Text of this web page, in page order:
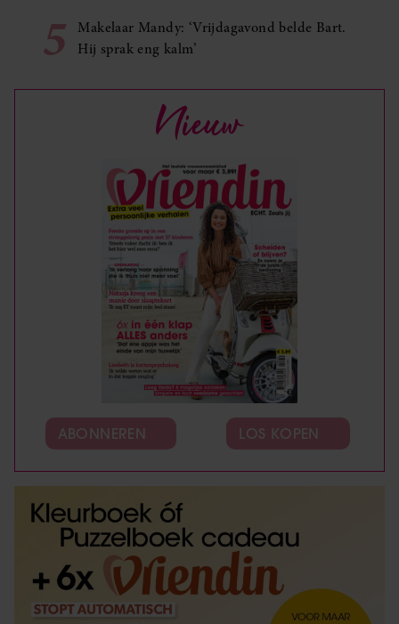
5
Makelaar Mandy: ‘Vrijdagavond belde Bart.
Hij sprak eng kalm’
Nieuw
ABONNEREN LOS KOPEN